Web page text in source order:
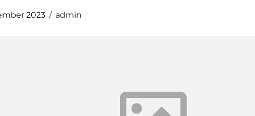
2023 admin